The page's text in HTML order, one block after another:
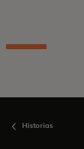
Historias